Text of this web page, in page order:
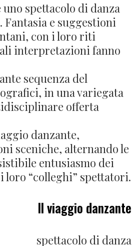
spettacolo di danza
Fantasia e suggestioni
con i loro riti
interpretazioni fanno
sequenza del
in una variegata
offerta
danzante,
sceniche, alternando le
entusiasmo dei
“colleghi” spettatori.
Il viaggio danzante
spettacolo di danza